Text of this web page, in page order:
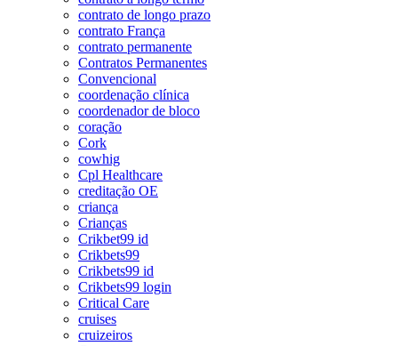
contrato de longo prazo
contrato França
contrato permanente
Contratos Permanentes
Convencional
coordenação clínica
coordenador de bloco
coração
Cork
cowhig
Cpl Healthcare
creditação OE
criança
Crianças
Crikbet99 id
Crikbets99
Crikbets99 id
Crikbets99 login
Critical Care
cruises
cruizeiros